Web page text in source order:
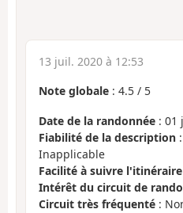
13 juil. 2020 à 12:53
Note globale : 4.5 / 5
Date de la randonnée : 01
Fiabilité de la description
Inapplicable
Facilité à suivre l'itinéraire
Intérêt du circuit de
Circuit très fréquenté :